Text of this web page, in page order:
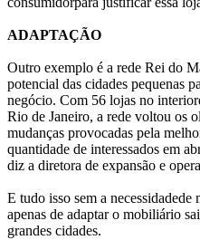
ADAPTAÇÃO
Outro exemplo é a rede Rei do
potencial das cidades pequenas
negócio. Com 56 lojas no
Rio de Janeiro, a rede voltou os
mudanças provocadas pela
quantidade de interessados em
diz a diretora de expansão e
E tudo isso sem a
apenas de adaptar o mobiliário
grandes cidades.